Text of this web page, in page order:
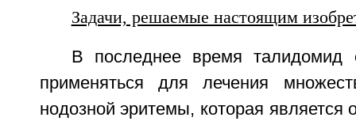
Задачи, решаемые настоящим
В последнее время талидомид
применяться для лечения
нодозной эритемы, которая